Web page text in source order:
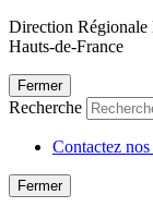
Direction Régionale
Hauts-de-France
Fermer
Recherche
Contactez
Fermer